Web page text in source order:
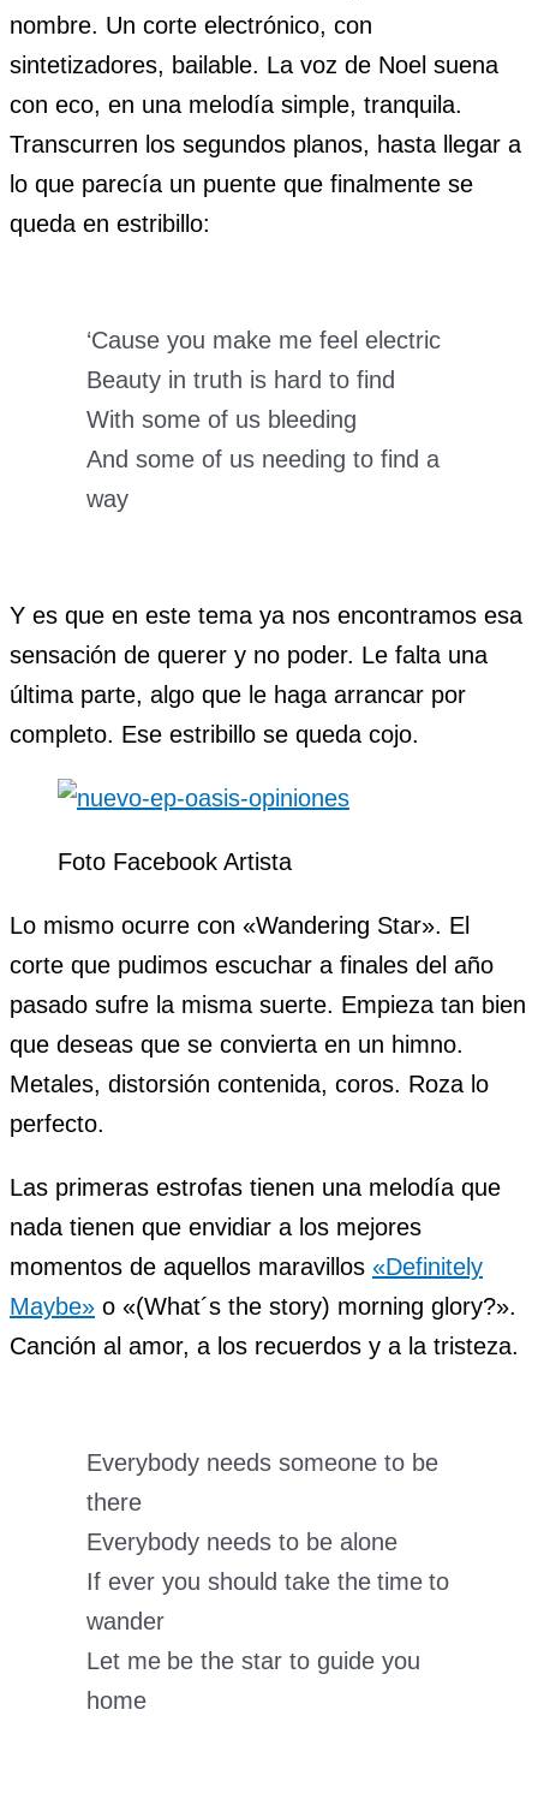
nombre. Un corte electrónico, con
sintetizadores, bailable. La voz de Noel suena
con eco, en una melodía simple, tranquila.
Transcurren los segundos planos, hasta llegar a
lo que parecía un puente que finalmente se
queda en estribillo:
‘Cause you make me feel electric
Beauty in truth is hard to find
With some of us bleeding
And some of us needing to find a
way
Y es que en este tema ya nos encontramos esa
sensación de querer y no poder. Le falta una
última parte, algo que le haga arrancar por
completo. Ese estribillo se queda cojo.
Foto Facebook Artista
Lo mismo ocurre con «Wandering Star». El
corte que pudimos escuchar a finales del año
pasado sufre la misma suerte. Empieza tan bien
que deseas que se convierta en un himno.
Metales, distorsión contenida, coros. Roza lo
perfecto.
Las primeras estrofas tienen una melodía que
nada tienen que envidiar a los mejores
momentos de aquellos maravillos «Definitely
Maybe» o «(What´s the story) morning glory?».
Canción al amor, a los recuerdos y a la tristeza.
Everybody needs someone to be
there
Everybody needs to be alone
If ever you should take the time to
wander
Let me be the star to guide you
home